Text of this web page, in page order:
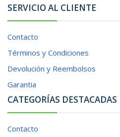
SERVICIO AL CLIENTE
Contacto
Términos y Condiciones
Devolución y Reembolsos
Garantia
CATEGORÍAS DESTACADAS
Contacto